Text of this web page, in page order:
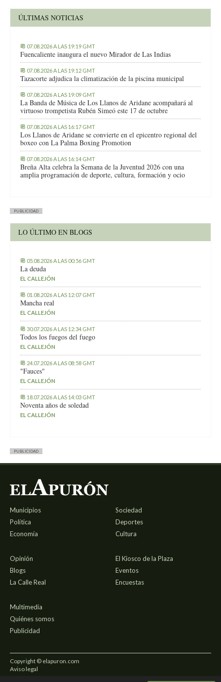
ÚLTIMAS NOTICIAS
07.08.2026 A LAS 19:19 GMT
Fuencaliente inaugura el nuevo Mirador de Las Indias
07.08.2026 A LAS 19:12 GMT
Tazacorte adjudica la climatización de la piscina municipal
07.08.2026 A LAS 19:09 GMT
La Banda de Música de Los Llanos de Aridane acompañará al
virtuoso trompetista Rubén Simeó este 17 de octubre
07.08.2026 A LAS 16:17 GMT
Los Llanos de Aridane se convierte en el epicentro regional del
boxeo con La Palma Boxing Promotion
07.08.2026 A LAS 16:14 GMT
Breña Alta celebra la Semana de la Juventud 2026 con una
amplia programación de deporte, cultura, formación y ocio
PUBLICIDAD
LO ÚLTIMO EN BLOGS
05.08.2026 A LAS 00:56 GMT
La deuda
EL CALLEJÓN
01.08.2026 A LAS 12:07 GMT
Mancha real
EL CALLEJÓN
30.07.2026 A LAS 12:34 GMT
Todos los fuegos del fuego
EL CALLEJÓN
24.07.2026 A LAS 08:58 GMT
"Fauces"
EL CALLEJÓN
18.07.2026 A LAS 14:03 GMT
Noventa años de soledad
EL CALLEJÓN
PUBLICIDAD
Municipios
Política
Economía
Sociedad
Deportes
Cultura
Opinión
Blogs
La Calle Real
El Kiosco de la Plaza
Eventos
Encuestas
Multimedia
Quiénes somos
Publicidad
Copyright © elapuron.com
Aviso legal